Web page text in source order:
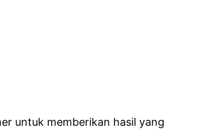
untuk memberikan hasil yang